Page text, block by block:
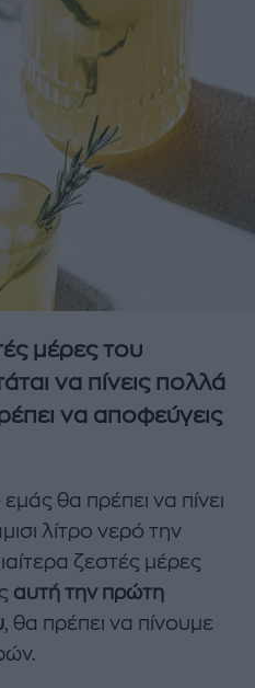
μέρες του
να πίνεις πολλά
να αποφεύγεις
θα πρέπει να πίνει
λίτρο νερό την
ζεστές μέρες
αυτή την πρώτη
, θα πρέπει να πίνουμε